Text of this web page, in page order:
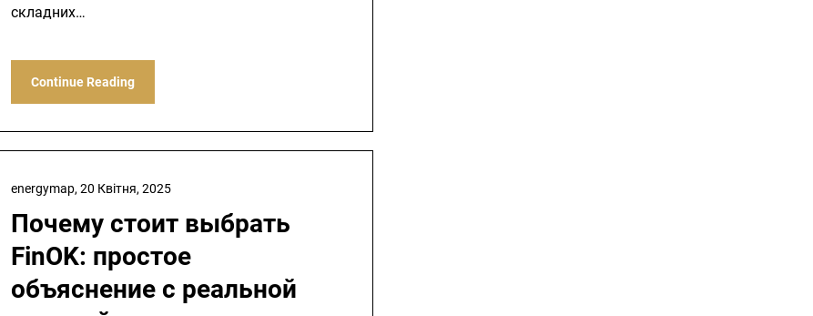
складних…
Continue Reading
Почему стоит выбрать
FinOK: простое
объяснение с реальной
energymap, 20 Квітня, 2025